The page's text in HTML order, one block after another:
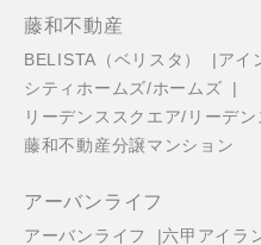
藤和不動産
BELISTA（ベリスタ）
アイ
シティホームズ/ホームズ
リーデンススクエア/リーデン
藤和不動産分譲マンション
アーバンライフ
アーバンライフ
六甲アイラ